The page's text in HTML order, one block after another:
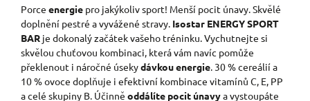
Porce energie pro jakýkoliv sport! Menší pocit únavy. Skvělé
doplnění pestré a vyvážené stravy. Isostar ENERGY SPORT
BAR je dokonalý začátek vašeho tréninku. Vychutnejte si
skvělou chuťovou kombinaci, která vám navíc pomůže
překlenout i náročné úsekydávkou energie. 30 % cereálií a
10 % ovoce doplňuje i efektivní kombinace vitamínů C, E, PP
a celé skupiny B. Účinně oddálíte pocit únavya vystoupáte